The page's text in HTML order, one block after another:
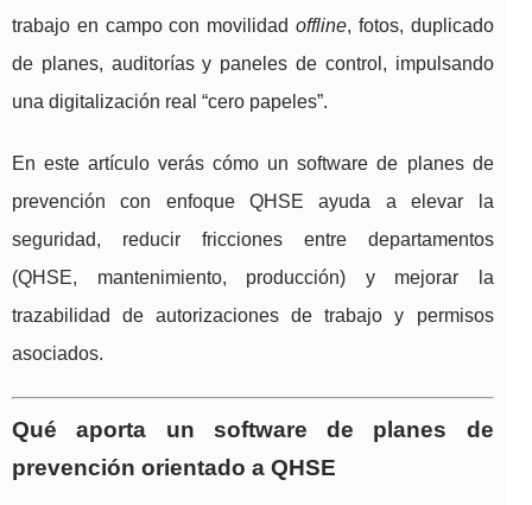
trabajo en campo con movilidad offline, fotos, duplicado
de planes, auditorías y paneles de control, impulsando
una digitalización real “cero papeles”.
En este artículo verás cómo un software de planes de
prevención con enfoque QHSE ayuda a elevar la
seguridad, reducir fricciones entre departamentos
(QHSE, mantenimiento, producción) y mejorar la
trazabilidad de autorizaciones de trabajo y permisos
asociados.
Qué aporta un software de planes de
prevención orientado a QHSE